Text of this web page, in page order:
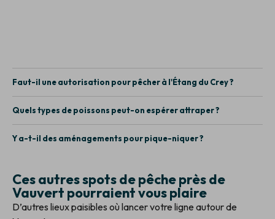
Faut-il une autorisation pour pêcher à l'Étang du Crey ?
Quels types de poissons peut-on espérer attraper ?
Y a-t-il des aménagements pour pique-niquer ?
Ces autres spots de pêche près de
Vauvert pourraient vous plaire
D’autres lieux paisibles où lancer votre ligne autour de